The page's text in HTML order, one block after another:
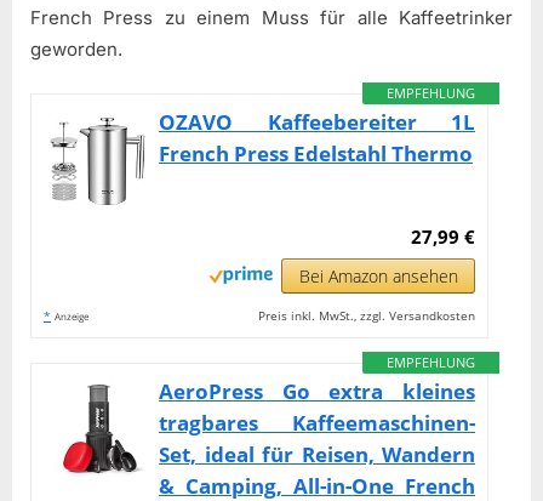
French Press zu einem Muss für alle Kaffeetrinker
geworden.
EMPFEHLUNG
OZAVO Kaffeebereiter 1L
French Press Edelstahl Thermo
27,99 €
Bei Amazon ansehen
* Anzeige Preis inkl. MwSt., zzgl. Versandkosten
EMPFEHLUNG
AeroPress Go extra kleines
tragbares Kaffeemaschinen-
Set, ideal für Reisen, Wandern
& Camping, All-in-One French